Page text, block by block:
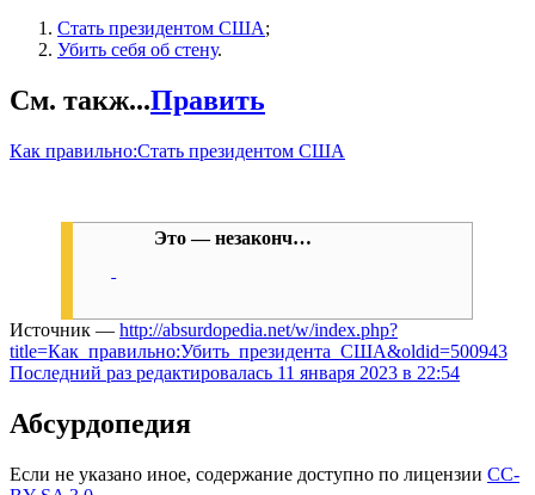
Стать президентом США;
Убить себя об стену.
См. такж...Править
Как правильно:Стать президентом США
Это — незаконч…
Источник — http://absurdopedia.net/w/index.php?
title=Как_правильно:Убить_президента_США&oldid=500943
Последний раз редактировалась 11 января 2023 в 22:54
Абсурдопедия
Если не указано иное, содержание доступно по лицензии CC-